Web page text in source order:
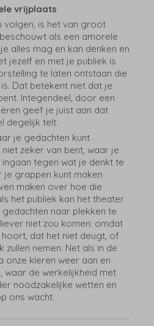
vrijplaats
volgen, is het van groot
als een amorele
alles mag en kan denken en
jezelf en met je publiek is
te laten ontstaan die
Dat betekent niet dat je
Integendeel, door een
geef je juist aan dat
degelijk telt.
je gedachten kunt
zeker van bent, waar je
tegen wat je denkt te
je grappen kunt maken
maken over hoe die
het publiek kan het theater
naar plekken te
niet zou komen: omdat
dat het niet deugt, of
nemen. Net als in de
onze kleren weer aan en
waar de werkelijkheid met
noodzakelijke wetten en
ons wacht.